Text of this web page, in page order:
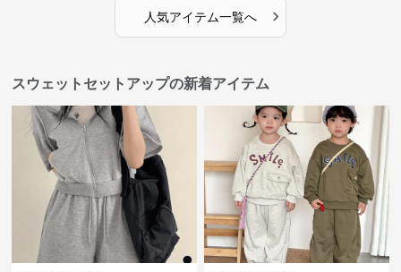
人気アイテム一覧へ ›
スウェットセットアップの新着アイテム